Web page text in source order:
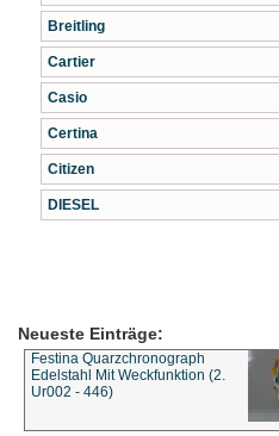
Breitling
Cartier
Casio
Certina
Citizen
DIESEL
Neueste Einträge:
Festina Quarzchronograph
Edelstahl Mit Weckfunktion (2.
Ur002 - 446)